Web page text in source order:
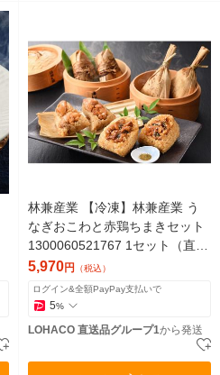
林兼産業 【冷凍】林兼産業 う
なぎおこわと赤鶏ちまきセット
1300060521767 1セット（直送
品）
5,970円 （税込）
ログイン&全額PayPay支払いで
5%
LOHACO 直送品グループ1から発送